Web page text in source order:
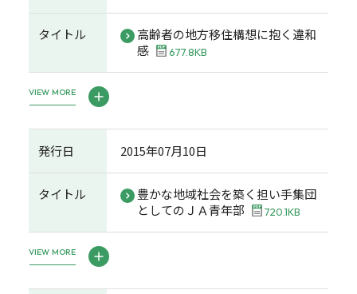
タイトル
高齢者の地方移住構想に抱く違和
感
677.8KB
VIEW MORE
発行日 2015年07月10日
タイトル
豊かな地域社会を築く担い手集団
としてのＪＡ青年部
720.1KB
VIEW MORE